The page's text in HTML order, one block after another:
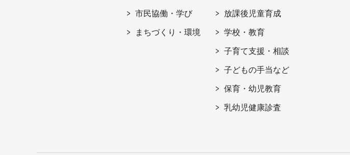
市民協働・学び
まちづくり・環境
放課後児童育成
学校・教育
子育て支援・相談
子どもの手当など
保育・幼児教育
乳幼児健康診査